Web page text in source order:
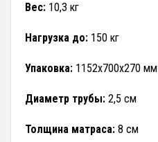
Вес: 10,3 кг
Нагрузка до: 150 кг
Упаковка: 1152х700х270 мм
Диаметр трубы: 2,5 см
Толщина матраса: 8 см